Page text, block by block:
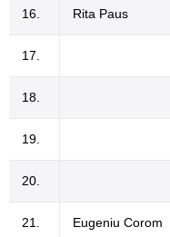
16. Rita Paus
17.
18.
19.
20.
21. Eugeniu Corom